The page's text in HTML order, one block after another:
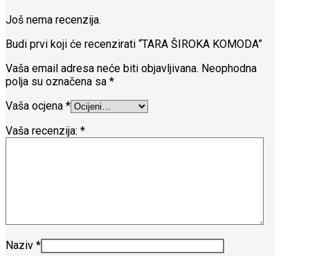
Još nema recenzija.
Budi prvi koji će recenzirati “TARA ŠIROKA KOMODA”
Vaša email adresa neće biti objavljivana. Neophodna
polja su označena sa *
Vaša ocjena *
Vaša recenzija: *
Naziv *